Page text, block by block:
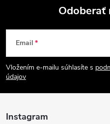
Z
á
p
ä
Email
Vložením e-mailu súhlasíte s
údajov
Instagram